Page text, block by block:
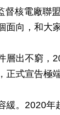
督核電廠聯
面向，和大
層出不窮，
正式宣告極
緩。2020